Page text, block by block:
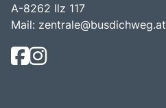
A-8262 Ilz 117
Mail: zentrale@busdichweg.at